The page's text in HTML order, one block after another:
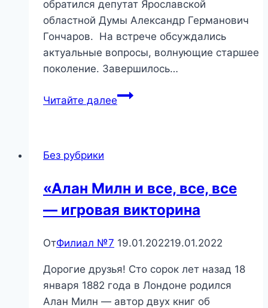
обратился депутат Ярославской
областной Думы Александр Германович
Гончаров. На встрече обсуждались
актуальные вопросы, волнующие старшее
поколение. Завершилось…
Читайте далее«Годы
Без рубрики
«Алан Милн и все, все, все
— игровая викторина
ОтФилиал №7 19.01.202219.01.2022
Дорогие друзья! Сто сорок лет назад 18
января 1882 года в Лондоне родился
Алан Милн — автор двух книг об